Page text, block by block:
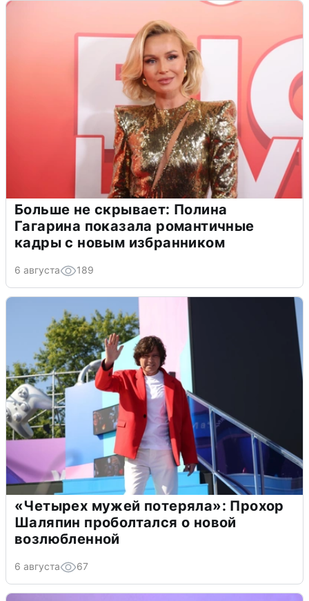
Больше не скрывает: Полина
Гагарина показала романтичные
кадры с новым избранником
6 августа 189
«Четырех мужей потеряла»: Прохор
Шаляпин проболтался о новой
возлюбленной
6 августа 67